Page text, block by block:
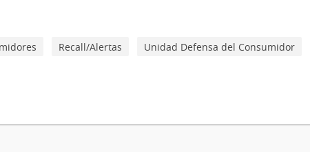
Recall/Alertas
Unidad Defensa del Consumidor